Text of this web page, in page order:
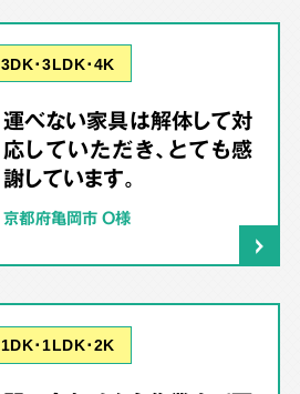
3DK･3LDK･4K
運べない家具は解体して対
応していただき、とても感
謝しています。
京都府亀岡市 O様
1DK･1LDK･2K